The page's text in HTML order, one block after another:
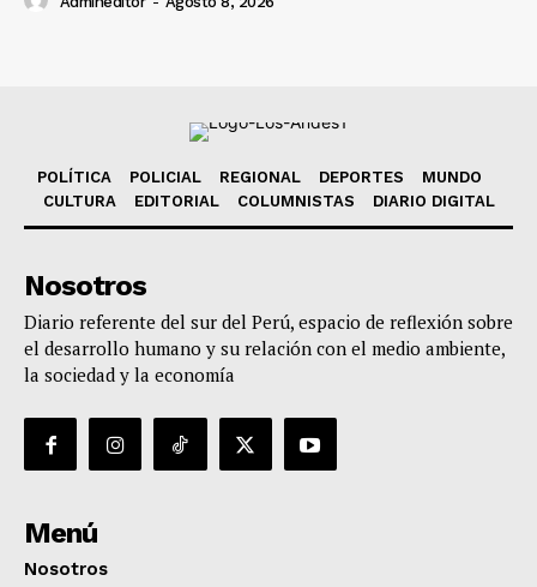
POLÍTICA POLICIAL REGIONAL DEPORTES
MUNDO
CULTURA
EDITORIAL COLUMNISTAS DIARIO DIGITAL
Nosotros
Diario referente del sur del Perú, espacio de reflexión sobre
el desarrollo humano y su relación con el medio ambiente,
la sociedad y la economía
Menú
Nosotros